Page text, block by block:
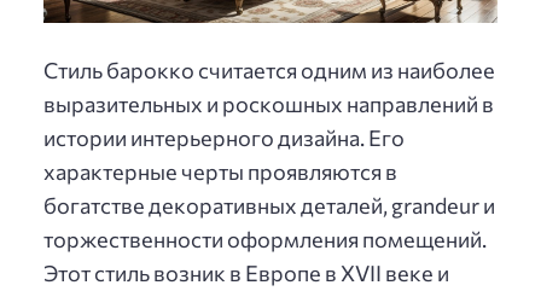
Стиль барокко считается одним из наиболее
выразительных и роскошных направлений в
истории интерьерного дизайна. Его
характерные черты проявляются в
богатстве декоративных деталей, grandeur и
торжественности оформления помещений.
Этот стиль возник в Европе в XVII веке и